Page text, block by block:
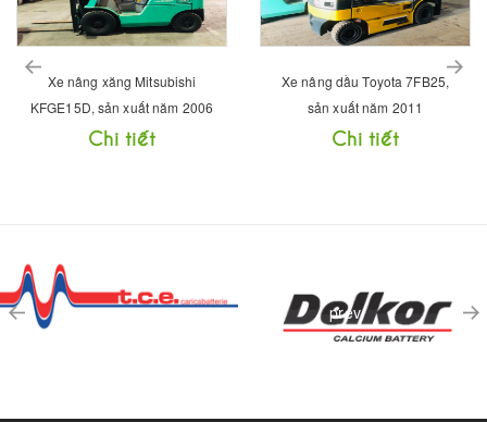
Xe nâng xăng Mitsubishi
KFGE15D, sản xuất năm 2006
Chi tiết
Xe nâng dầu Toyota 7FB25,
sản xuất năm 2011
Chi tiết
prev